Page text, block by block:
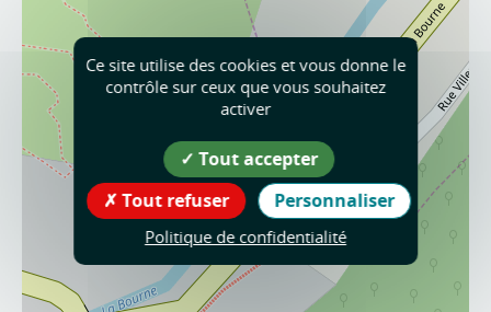
Ce site utilise des cookies et vous donne le
contrôle sur ceux que vous souhaitez
activer
Tout accepter
Tout refuser
Personnaliser
Politique de confidentialité